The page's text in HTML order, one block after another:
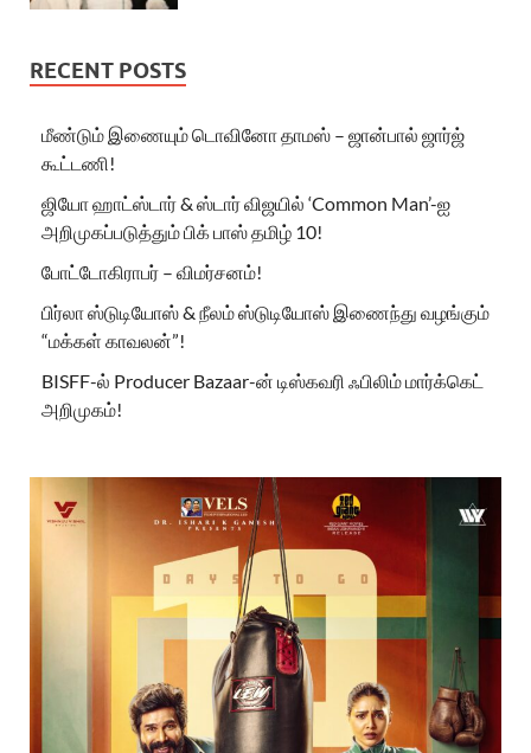
RECENT POSTS
மீண்டும் இணையும் டொவினோ தாமஸ் – ஜான்பால் ஜார்ஜ்
கூட்டணி!
ஜியோ ஹாட்ஸ்டார் & ஸ்டார் விஜயில் ‘Common Man’-ஐ
அறிமுகப்படுத்தும் பிக் பாஸ் தமிழ் 10!
போட்டோகிராபர் – விமர்சனம்!
பிர்லா ஸ்டுடியோஸ் & நீலம் ஸ்டுடியோஸ் இணைந்து வழங்கும்
“மக்கள் காவலன்”!
BISFF-ல் Producer Bazaar-ன் டிஸ்கவரி ஃபிலிம் மார்க்கெட்
அறிமுகம்!